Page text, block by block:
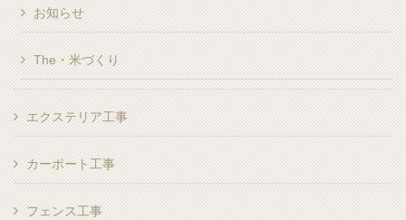
お知らせ
The・米づくり
エクステリア工事
カーポート工事
フェンス工事